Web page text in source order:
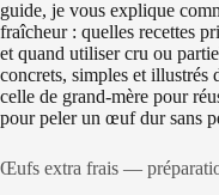
guide, je vous explique
fraîcheur : quelles recettes
et quand utiliser cru ou
concrets, simples et illustrés
celle de grand-mère pour
pour peler un œuf dur sans
Œufs extra frais —